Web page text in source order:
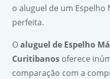
o aluguel de um Espelho
perfeita.
Oaluguel de Espelho
Curitibanos oferece
comparação com a